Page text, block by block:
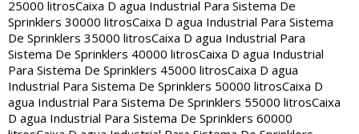
25000 litrosCaixa D agua Industrial Para Sistema De
Sprinklers 30000 litrosCaixa D agua Industrial Para Sistema
De Sprinklers 35000 litrosCaixa D agua Industrial Para
Sistema De Sprinklers 40000 litrosCaixa D agua Industrial
Para Sistema De Sprinklers 45000 litrosCaixa D agua
Industrial Para Sistema De Sprinklers 50000 litrosCaixa D
agua Industrial Para Sistema De Sprinklers 55000 litrosCaixa
D agua Industrial Para Sistema De Sprinklers 60000